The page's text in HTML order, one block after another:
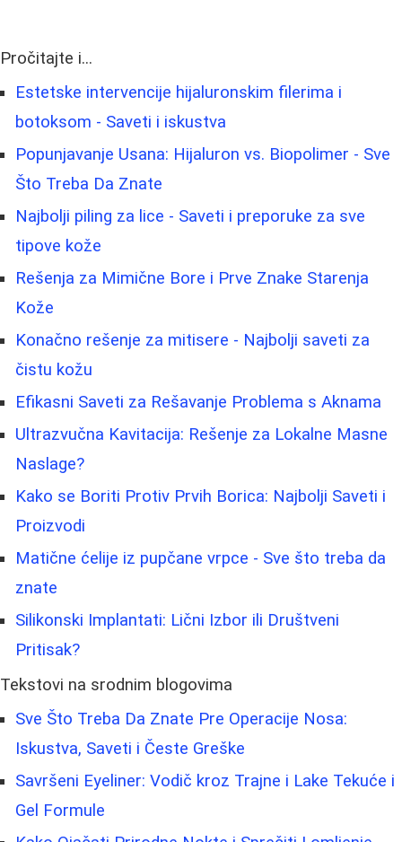
Pročitajte i...
Estetske intervencije hijaluronskim filerima i
botoksom - Saveti i iskustva
Popunjavanje Usana: Hijaluron vs. Biopolimer - Sve
Što Treba Da Znate
Najbolji piling za lice - Saveti i preporuke za sve
tipove kože
Rešenja za Mimične Bore i Prve Znake Starenja
Kože
Konačno rešenje za mitisere - Najbolji saveti za
čistu kožu
Efikasni Saveti za Rešavanje Problema s Aknama
Ultrazvučna Kavitacija: Rešenje za Lokalne Masne
Naslage?
Kako se Boriti Protiv Prvih Borica: Najbolji Saveti i
Proizvodi
Matične ćelije iz pupčane vrpce - Sve što treba da
znate
Silikonski Implantati: Lični Izbor ili Društveni
Pritisak?
Tekstovi na srodnim blogovima
Sve Što Treba Da Znate Pre Operacije Nosa:
Iskustva, Saveti i Česte Greške
Savršeni Eyeliner: Vodič kroz Trajne i Lake Tekuće i
Gel Formule